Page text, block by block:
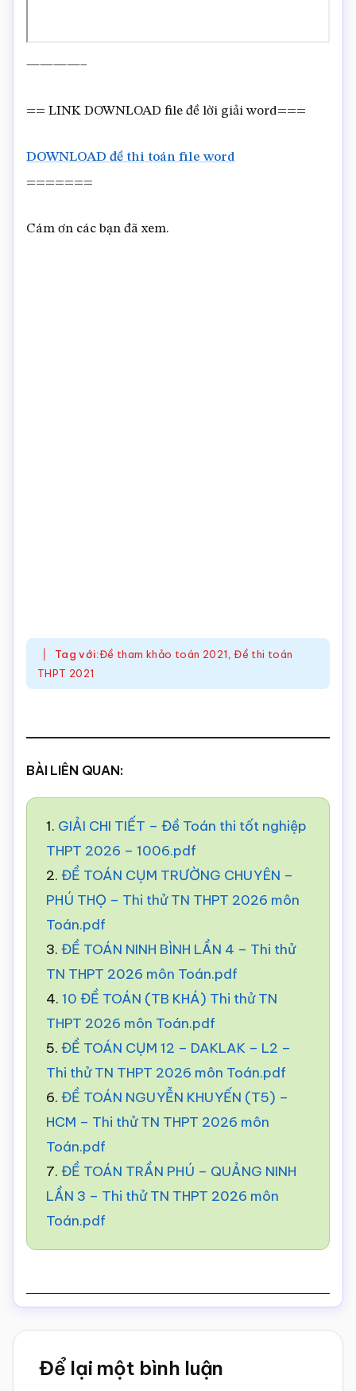
————–
== LINK DOWNLOAD file đề lời giải word===
DOWNLOAD đề thi toán file word
=======
Cám ơn các bạn đã xem.
Tag với:Đề tham khảo toán 2021,Đề thi toán
THPT 2021
BÀI LIÊN QUAN:
1. GIẢI CHI TIẾT – Đề Toán thi tốt nghiệp
THPT 2026 – 1006.pdf
2. ĐỀ TOÁN CỤM TRƯỜNG CHUYÊN –
PHÚ THỌ – Thi thử TN THPT 2026 môn
Toán.pdf
3. ĐỀ TOÁN NINH BÌNH LẦN 4 – Thi thử
TN THPT 2026 môn Toán.pdf
4. 10 ĐỀ TOÁN (TB KHÁ) Thi thử TN
THPT 2026 môn Toán.pdf
5. ĐỀ TOÁN CỤM 12 – DAKLAK – L2 –
Thi thử TN THPT 2026 môn Toán.pdf
6. ĐỀ TOÁN NGUYỄN KHUYẾN (T5) –
HCM – Thi thử TN THPT 2026 môn
Toán.pdf
7. ĐỀ TOÁN TRẦN PHÚ – QUẢNG NINH
LẦN 3 – Thi thử TN THPT 2026 môn
Toán.pdf
Reader
Interactions
Để lại một bình luận